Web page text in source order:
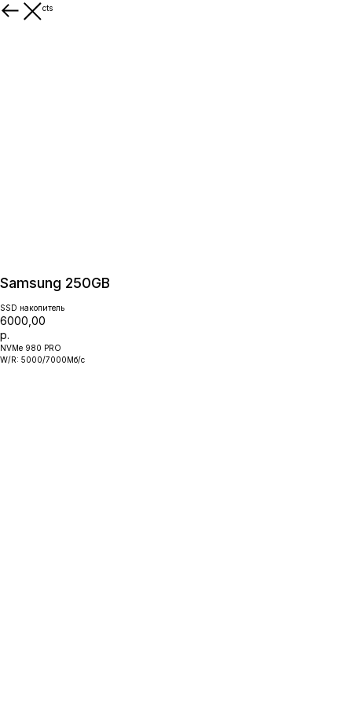
More products
Samsung 250GB
SSD накопитель
6000,00
р.
NVMe 980 PRO
W/R: 5000/7000Мб/с